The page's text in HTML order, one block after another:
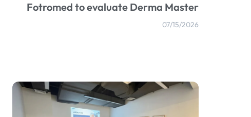
Fotromed to evaluate Derma Master
07/15/2026